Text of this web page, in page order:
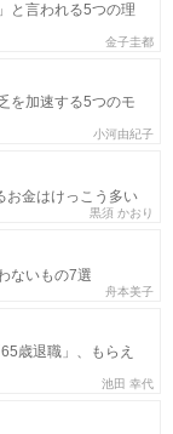
と言われる5つの理
金子圭都
を加速する5つのモ
小河由紀子
お金はけっこう多い
黒須 かおり
ないもの7選
舟本美子
歳退職」、もらえ
池田 幸代